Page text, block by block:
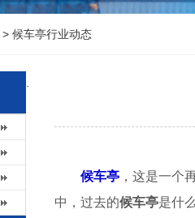
> 候车亭行业动态
候车亭 ，这是一个
中，过去的候车亭是什